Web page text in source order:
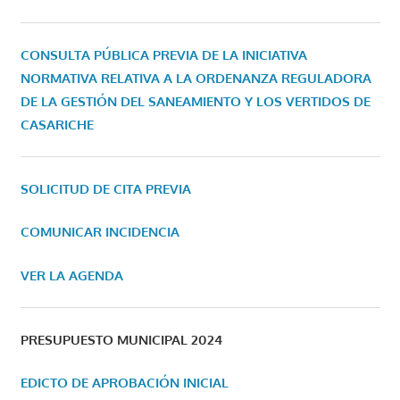
CONSULTA PÚBLICA PREVIA DE LA INICIATIVA
NORMATIVA RELATIVA A LA ORDENANZA REGULADORA
DE LA GESTIÓN DEL SANEAMIENTO Y LOS VERTIDOS DE
CASARICHE
SOLICITUD DE CITA PREVIA
COMUNICAR INCIDENCIA
VER LA AGENDA
PRESUPUESTO MUNICIPAL 2024
EDICTO DE APROBACIÓN INICIAL